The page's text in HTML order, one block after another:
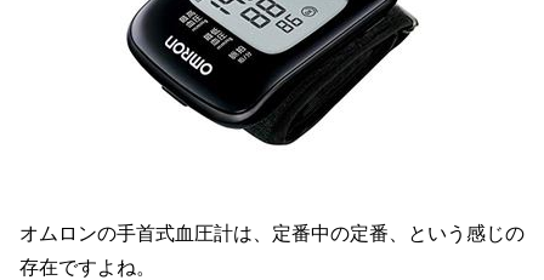
オムロンの手首式血圧計は、定番中の定番、という感じの
存在ですよね。